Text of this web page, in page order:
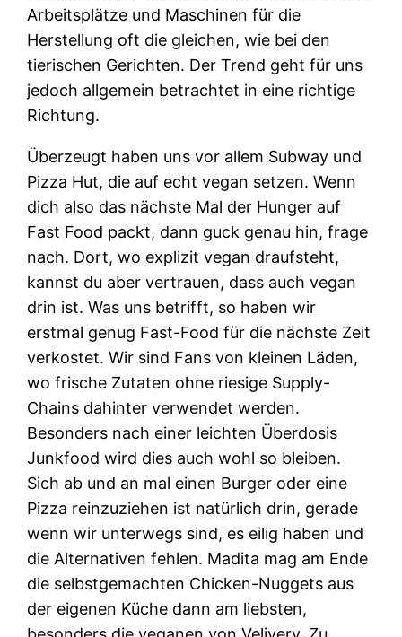
Arbeitsplätze und Maschinen für die
Herstellung oft die gleichen, wie bei den
tierischen Gerichten. Der Trend geht für uns
jedoch allgemein betrachtet in eine richtige
Richtung.
Überzeugt haben uns vor allem Subway und
Pizza Hut, die auf echt vegan setzen. Wenn
dich also das nächste Mal der Hunger auf
Fast Food packt, dann guck genau hin, frage
nach. Dort, wo explizit vegan draufsteht,
kannst du aber vertrauen, dass auch vegan
drin ist. Was uns betrifft, so haben wir
erstmal genug Fast-Food für die nächste Zeit
verkostet. Wir sind Fans von kleinen Läden,
wo frische Zutaten ohne riesige Supply-
Chains dahinter verwendet werden.
Besonders nach einer leichten Überdosis
Junkfood wird dies auch wohl so bleiben.
Sich ab und an mal einen Burger oder eine
Pizza reinzuziehen ist natürlich drin, gerade
wenn wir unterwegs sind, es eilig haben und
die Alternativen fehlen. Madita mag am Ende
die selbstgemachten Chicken-Nuggets aus
der eigenen Küche dann am liebsten,